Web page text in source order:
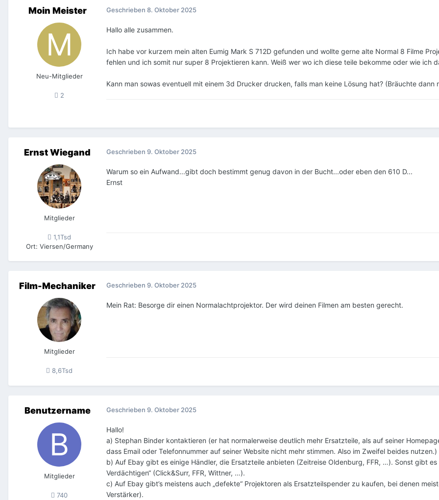
Moin Meister
Neu-Mitglieder
2
Geschrieben 8. Oktober 2025
Hallo alle zusammen.
Ich habe vor kurzem mein alten Eumig Mark S 712D gefunden und wollte gerne alte Normal 8 Filme
fehlen und ich somit nur super 8 Projektieren kann. Weiß wer wo ich diese teile bekomme oder wie ich
Kann man sowas eventuell mit einem 3d Drucker drucken, falls man keine Lösung hat? (Bräuchte dann
Ernst Wiegand
Mitglieder
1,1Tsd
Ort: Viersen/Germany
Geschrieben 9. Oktober 2025
Warum so ein Aufwand...gibt doch bestimmt genug davon in der Bucht...oder eben den 610 D...
Ernst
Film-Mechaniker
Mitglieder
8,6Tsd
Geschrieben 9. Oktober 2025
Mein Rat: Besorge dir einen Normalachtprojektor. Der wird deinen Filmen am besten gerecht.
Benutzername
Mitglieder
740
Geschrieben 9. Oktober 2025
Hallo!
a) Stephan Binder kontaktieren (er hat normalerweise deutlich mehr Ersatzteile, als auf seiner
dass Email oder Telefonnummer auf seiner Website nicht mehr stimmen. Also im Zweifel beides nutzen.)
b) Auf Ebay gibt es einige Händler, die Ersatzteile anbieten (Zeitreise Oldenburg, FFR, …). Sonst gibt
Verdächtigen“ (Click&Surr, FFR, Wittner, …).
c) Auf Ebay gibt’s meistens auch „defekte“ Projektoren als Ersatzteilspender zu kaufen, bei denen
Verstärker).